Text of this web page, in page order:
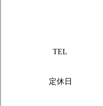
TEL
定休日